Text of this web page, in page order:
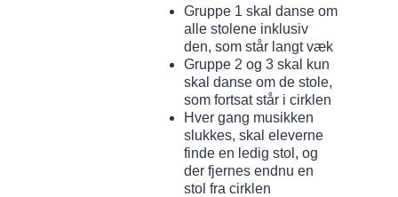
Gruppe 1 skal danse om
alle stolene inklusiv
den, som står langt væk
Gruppe 2 og 3 skal kun
skal danse om de stole,
som fortsat står i cirklen
Hver gang musikken
slukkes, skal eleverne
finde en ledig stol, og
der fjernes endnu en
stol fra cirklen